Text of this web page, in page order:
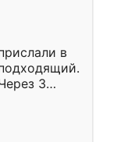
в
3